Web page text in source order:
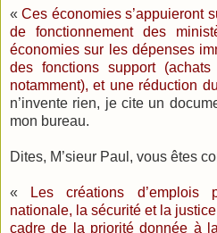
«Ces économies s’appuieront
de fonctionnement des
économies sur les dépenses
des fonctions support (achats
notamment), et une réduction
n’invente rien, je cite un
mon bureau.
Dites, M’sieur Paul, vous êtes
«
Les créations d’emplois
nationale, la sécurité et la
cadre de la priorité donnée à